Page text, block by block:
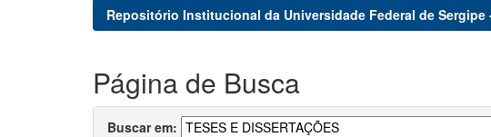
Repositório Institucional da Universidade Federal de Sergipe
Página de Busca
Buscar em: